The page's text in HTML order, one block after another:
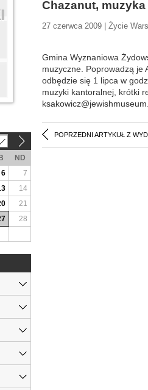
Chazanut,
27 czerwca 2009 | Życie
Gmina Wyznaniowa
muzyczne. Poprowadzą je
odbędzie się 1 lipca w
muzyki kantoralnej, krótki
POPRZEDNI ARTYKUŁ Z
ND
6
7
14
21
28